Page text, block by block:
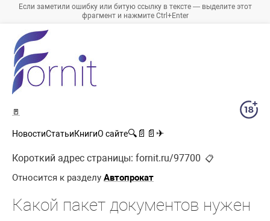
Если заметили ошибку или битую ссылку в тексте — выделите этот
фрагмент и нажмите Ctrl+Enter
🚪
НовостиСтатьиКнигиО сайте🔍 📄 📄 ✈
Короткий адрес страницы: fornit.ru/97700 📋
Относится к разделу Автопрокат
Какой пакет документов нужен